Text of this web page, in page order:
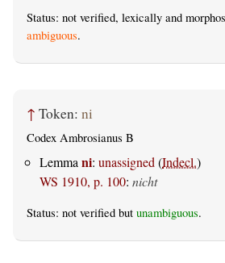
Status: not verified, lexically and
ambiguous.
↑ Token: ni
Codex Ambrosianus B
Lemma ni: unassigned (Indecl.)
WS 1910, p. 100: nicht
Status: not verified but unambiguous.